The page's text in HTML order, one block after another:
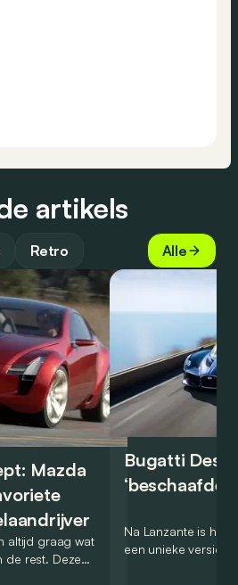
artikels
Retro Alle
Mazda
altijd graag wat
de rest. Deze
Bugatti
‘beschaafde’
Na Lanzante is het
een unieke versie